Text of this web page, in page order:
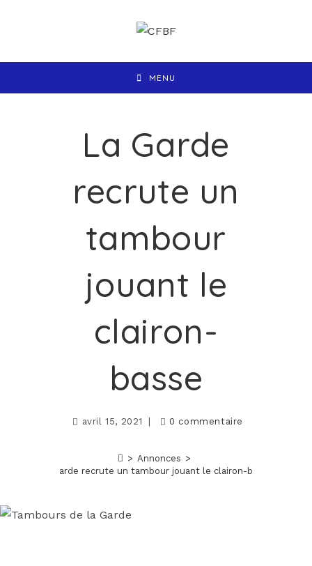
MENU
La Garde
recrute un
tambour
jouant le
clairon-
basse
avril 15, 2021 0 commentaire
> Annonces >
La Garde recrute un tambour jouant le clairon-basse